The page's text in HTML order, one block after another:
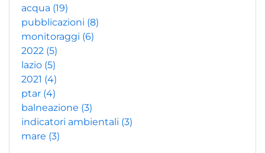
acqua (19)
pubblicazioni (8)
monitoraggi (6)
2022 (5)
lazio (5)
2021 (4)
ptar (4)
balneazione (3)
indicatori ambientali (3)
mare (3)